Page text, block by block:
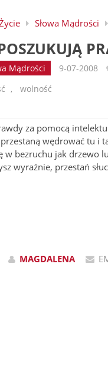
Słowa Mądrości
Mądrości 9-07-2008
, wolność
za pomocą
wędrować tu i
w bezruchu jak drzewo
wyraźnie, przestań
MAGDALENA